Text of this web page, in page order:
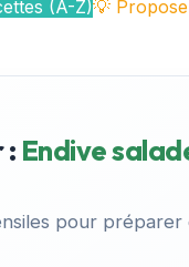
(A-Z)💡
: Endive
pour